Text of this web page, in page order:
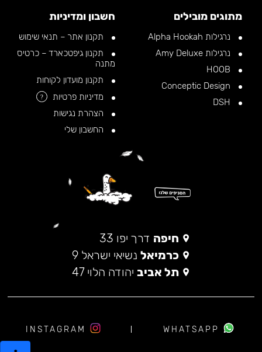
מתוגים מובילים
נרגילות Alpha Hookah
נרגילות Amy Deluxe
חשבון ומדיניות
תקנון אתר – תנאי שימוש
תקנון גיפטכארד – כרטיס
מתנה
תקנון מועדון לקוחות
מדיניות פרטיות
?
הצהרת נגישות
החשבון שלי
חיפה דרך יפו 33
כרמיאל נשיאי ישראל 9
תל אביב יהודה הלוי 47
WHATSAPP
INSTAGRAM